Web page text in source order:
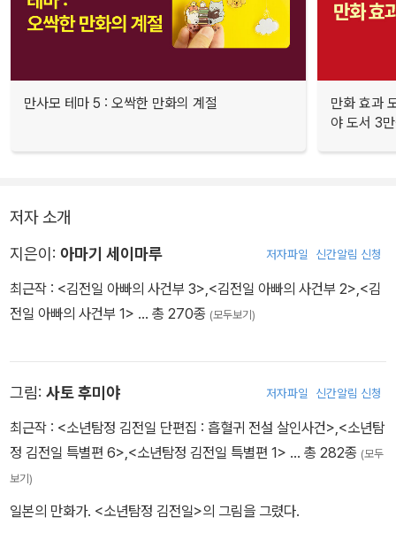
만사모 테마 5 : 오싹한 만화의 계절
만화 효과
야 도서 3
저자 소개
지은이: 아마기 세이마루 저자파일 신간알림 신청
최근작 : <김전일 아빠의 사건부 3>,<김전일 아빠의 사건부 2>,<김
전일 아빠의 사건부 1> … 총 270종 (모두보기)
그림: 사토 후미야 저자파일 신간알림 신청
최근작 : <소년탐정 김전일 단편집 : 흡혈귀 전설 살인사건>,<소년탐
정 김전일 특별편 6>,<소년탐정 김전일 특별편 1> … 총 282종 (모두
보기)
일본의 만화가. <소년탐정 김전일>의 그림을 그렸다.